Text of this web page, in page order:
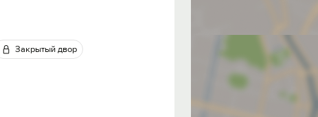
Закрытый двор